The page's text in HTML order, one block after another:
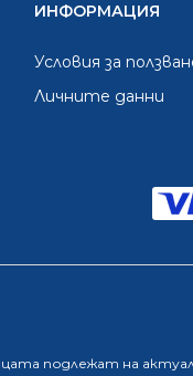
ИНФОРМАЦИЯ
Условия за
Личните данни
подлежат на